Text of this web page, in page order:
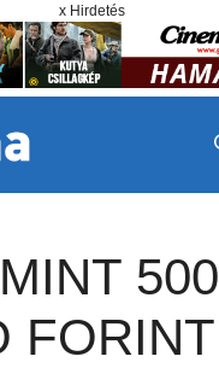
x Hirdetés
500
FORINT